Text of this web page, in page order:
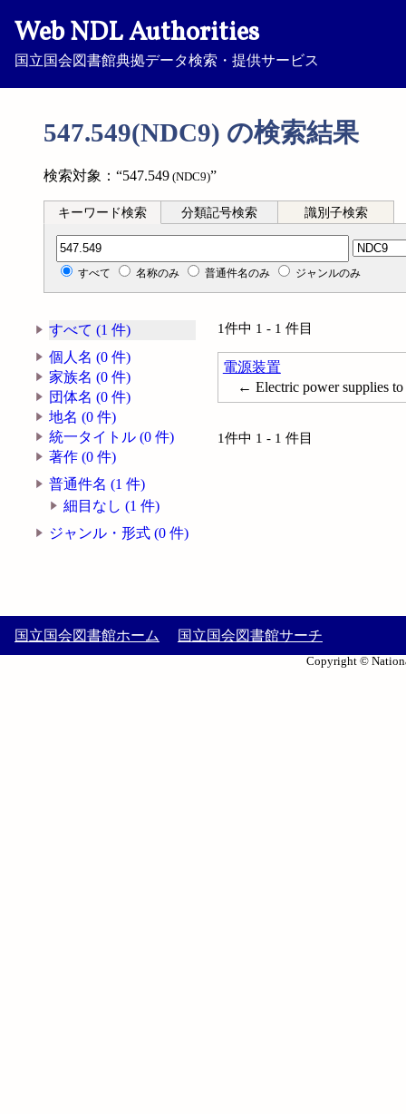
Web NDL Authorities
国立国会図書館典拠データ検索・提供サービス
547.549(NDC9) の検索結果
検索対象：“547.549 (NDC9)”
キーワード検索 分類記号検索 識別子検索
分類記号検索
すべて 名称のみ 普通件名のみ ジャンルのみ
すべて (1 件)
個人名 (0 件)
家族名 (0 件)
団体名 (0 件)
地名 (0 件)
統一タイトル (0 件)
著作 (0 件)
普通件名 (1 件)
細目なし (1 件)
ジャンル・形式 (0 件)
1件中 1 - 1 件目
電源装置
← Electric power supplies to
1件中 1 - 1 件目
国立国会図書館ホーム 国立国会図書館サーチ
Copyright ©